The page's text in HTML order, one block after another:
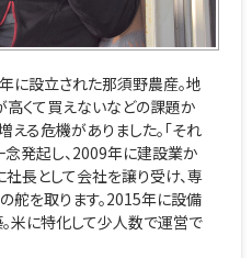
に設立された那須野農産。地
高くて買えないなどの課題か
る危機がありました。「それ
念発起し、2009年に建設業か
長として会社を譲り受け、専
舵を取ります。2015年に設備
米に特化して少人数で運営で